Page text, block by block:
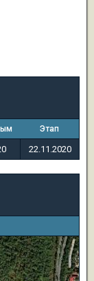
Этап
22.11.2020